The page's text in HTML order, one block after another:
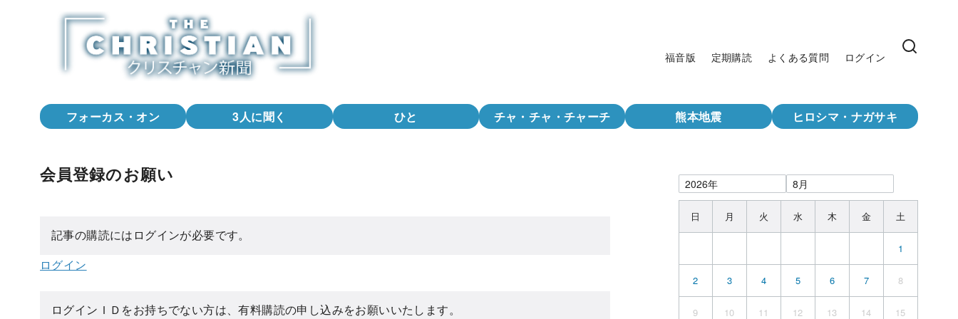
福音版 定期購読 よくある質問 ログイン
フォーカス・オン 3人に聞く ひと チャ・チャ・チャーチ 熊本地震 ヒロシマ・ナガサキ
会員登録のお願い
記事の購読にはログインが必要です。
ログイン
ログインＩＤをお持ちでない方は、有料購読の申し込みをお願いいたします。
日 月 火 水 木 金 土
1
2 3 4 5 6 7 8
9 10 11 12 13 14 15